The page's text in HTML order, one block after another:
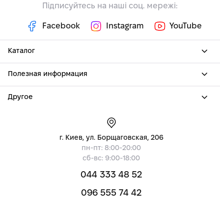
Підписуйтесь на наші соц. мережі:
Facebook Instagram YouTube
Каталог
Полезная информация
Другое
г. Киев, ул. Борщаговская, 206
пн-пт: 8:00-20:00
сб-вс: 9:00-18:00
044 333 48 52
096 555 74 42